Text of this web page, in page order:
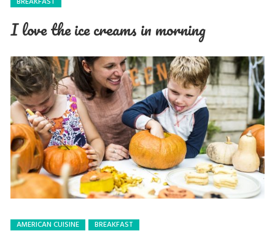
I love the ice creams in morning
AMERICAN CUISINE BREAKFAST